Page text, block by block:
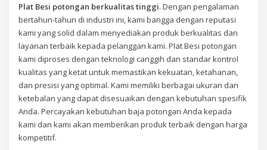
Plat Besi potongan berkualitas tinggi. Dengan pengalaman
bertahun-tahun di industri ini, kami bangga dengan reputasi
kami yang solid dalam menyediakan produk berkualitas dan
layanan terbaik kepada pelanggan kami. Plat Besi potongan
kami diproses dengan teknologi canggih dan standar kontrol
kualitas yang ketat untuk memastikan kekuatan, ketahanan,
dan presisi yang optimal. Kami memiliki berbagai ukuran dan
ketebalan yang dapat disesuaikan dengan kebutuhan spesifik
Anda. Percayakan kebutuhan baja potongan Anda kepada
kami dan kami akan memberikan produk terbaik dengan harga
kompetitif.